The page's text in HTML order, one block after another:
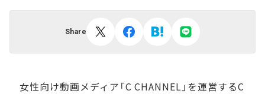
Share
女性向け動画メディア「C CHANNEL」を運営するC